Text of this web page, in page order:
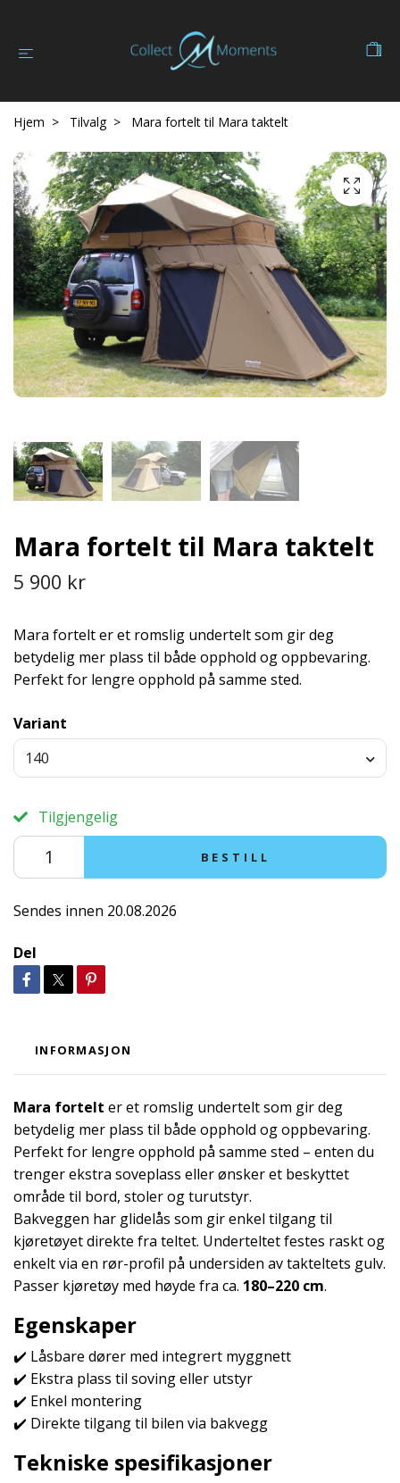
Hjem Tilvalg Mara fortelt til Mara taktelt
Mara fortelt til Mara taktelt
5 900 kr
Mara fortelt er et romslig undertelt som gir deg
betydelig mer plass til både opphold og oppbevaring.
Perfekt for lengre opphold på samme sted.
Variant
140
Tilgjengelig
BESTILL
Sendes innen 20.08.2026
Del
INFORMASJON
Mara fortelt er et romslig undertelt som gir deg
betydelig mer plass til både opphold og oppbevaring.
Perfekt for lengre opphold på samme sted – enten du
trenger ekstra soveplass eller ønsker et beskyttet
område til bord, stoler og turutstyr.
Bakveggen har glidelås som gir enkel tilgang til
kjøretøyet direkte fra teltet. Underteltet festes raskt og
enkelt via en rør-profil på undersiden av takteltets gulv.
Passer kjøretøy med høyde fra ca. 180–220 cm.
Egenskaper
✔️ Låsbare dører med integrert myggnett
✔️ Ekstra plass til soving eller utstyr
✔️ Enkel montering
✔️ Direkte tilgang til bilen via bakvegg
Tekniske spesifikasjoner